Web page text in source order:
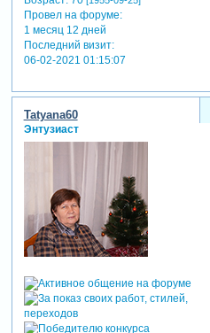
Провел на форуме:
1 месяц 12 дней
Последний визит:
06-02-2021 01:15:07
Tatyana60
Энтузиаст